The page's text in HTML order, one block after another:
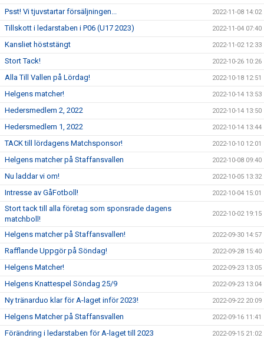
Psst! Vi tjuvstartar försäljningen... 2022-11-08 14:02
Tillskott i ledarstaben i P06 (U17 2023) 2022-11-04 07:40
Kansliet höststängt 2022-11-02 12:33
Stort Tack! 2022-10-26 10:26
Alla Till Vallen på Lördag! 2022-10-18 12:51
Helgens matcher! 2022-10-14 13:53
Hedersmedlem 2, 2022 2022-10-14 13:50
Hedersmedlem 1, 2022 2022-10-14 13:44
TACK till lördagens Matchsponsor! 2022-10-10 12:01
Helgens matcher på Staffansvallen 2022-10-08 09:40
Nu laddar vi om! 2022-10-05 13:32
Intresse av GåFotboll! 2022-10-04 15:01
Stort tack till alla företag som sponsrade dagens
matchboll!
2022-10-02 19:15
Helgens matcher på Staffansvallen! 2022-09-30 14:57
Rafflande Uppgör på Söndag! 2022-09-28 15:40
Helgens Matcher! 2022-09-23 13:05
Helgens Knattespel Söndag 25/9 2022-09-23 13:04
Ny tränarduo klar för A-laget inför 2023! 2022-09-22 20:09
Helgens Matcher på Staffansvallen 2022-09-16 11:41
Förändring i ledarstaben för A-laget till 2023 2022-09-15 21:02